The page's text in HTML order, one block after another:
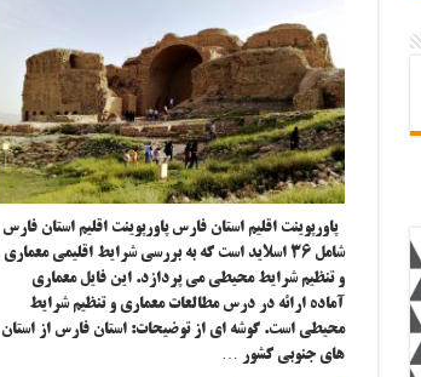
پاورپوینت اقلیم استان فارس پاورپوینت اقلیم استان فارس
شامل ۳۶ اسلاید است که به بررسی شرایط اقلیمی معماری
و تنظیم شرایط محیطی می پردازد. این فایل معماری
آماده ارائه در درس مطالعات معماری و تنظیم شرایط
محیطی است. گوشه ای از توضیحات: استان فارس از استان
های جنوبی کشور …